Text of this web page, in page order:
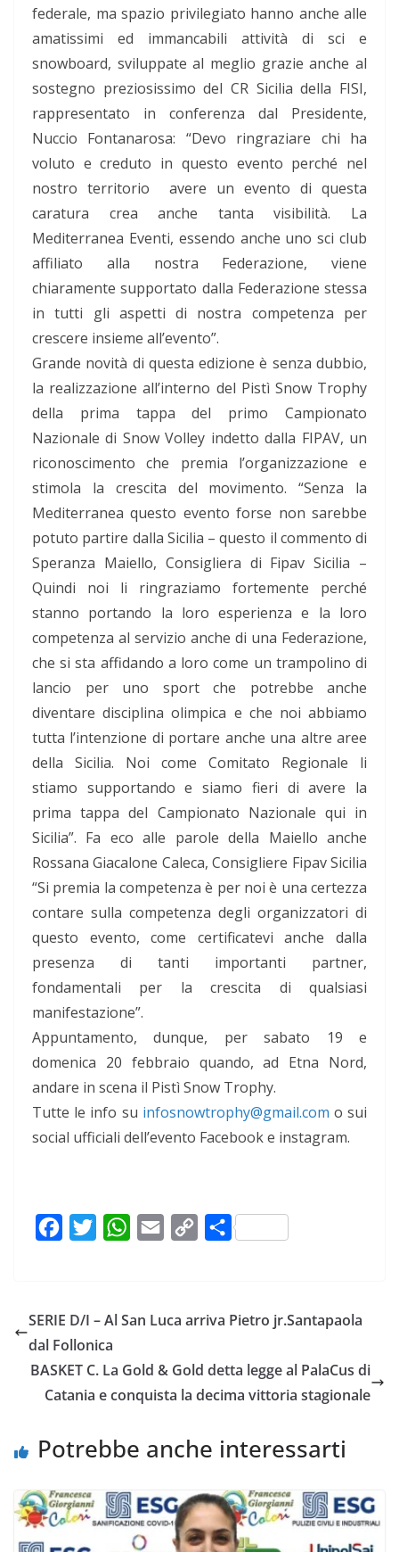
federale, ma spazio privilegiato hanno anche alle
amatissimi ed immancabili attività di sci e
snowboard, sviluppate al meglio grazie anche al
sostegno preziosissimo del CR Sicilia della FISI,
rappresentato in conferenza dal Presidente,
Nuccio Fontanarosa: “Devo ringraziare chi ha
voluto e creduto in questo evento perché nel
nostro territorio avere un evento di questa
caratura crea anche tanta visibilità. La
Mediterranea Eventi, essendo anche uno sci club
affiliato alla nostra Federazione, viene
chiaramente supportato dalla Federazione stessa
in tutti gli aspetti di nostra competenza per
crescere insieme all’evento”.
Grande novità di questa edizione è senza dubbio,
la realizzazione all’interno del Pistì Snow Trophy
della prima tappa del primo Campionato
Nazionale di Snow Volley indetto dalla FIPAV, un
riconoscimento che premia l’organizzazione e
stimola la crescita del movimento. “Senza la
Mediterranea questo evento forse non sarebbe
potuto partire dalla Sicilia – questo il commento di
Speranza Maiello, Consigliera di Fipav Sicilia –
Quindi noi li ringraziamo fortemente perché
stanno portando la loro esperienza e la loro
competenza al servizio anche di una Federazione,
che si sta affidando a loro come un trampolino di
lancio per uno sport che potrebbe anche
diventare disciplina olimpica e che noi abbiamo
tutta l’intenzione di portare anche una altre aree
della Sicilia. Noi come Comitato Regionale li
stiamo supportando e siamo fieri di avere la
prima tappa del Campionato Nazionale qui in
Sicilia”. Fa eco alle parole della Maiello anche
Rossana Giacalone Caleca, Consigliere Fipav Sicilia
“Si premia la competenza è per noi è una certezza
contare sulla competenza degli organizzatori di
questo evento, come certificatevi anche dalla
presenza di tanti importanti partner,
fondamentali per la crescita di qualsiasi
manifestazione”.
Appuntamento, dunque, per sabato 19 e
domenica 20 febbraio quando, ad Etna Nord,
andare in scena il Pistì Snow Trophy.
Tutte le info su infosnowtrophy@gmail.com o sui
social ufficiali dell’evento Facebook e instagram.
b
o
o
e
r
W
A
p
i
n
C
v
i
i
SERIE D/I – Al San Luca arriva Pietro jr.Santapaola
dal Follonica
BASKET C. La Gold & Gold detta legge al PalaCus di
Catania e conquista la decima vittoria stagionale
Potrebbe anche interessarti